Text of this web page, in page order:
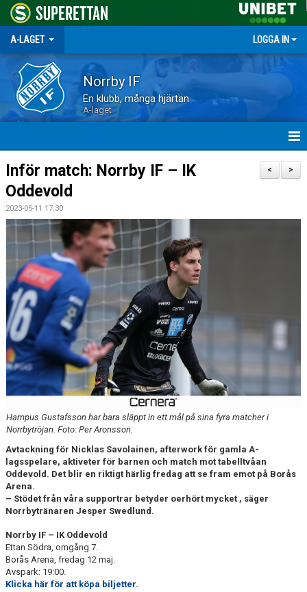
A-LAGET LOGGA IN
Norrby IF
En klubb, många hjärtan
A-laget
HEM
NYHETER
MATCHER
TRUPPEN
KALENDER
DOKUMENT
BILDARKIV
BILDER 2025
>
<
Inför match: Norrby IF – IK
Oddevold
2023-05-11 17:30
Hampus Gustafsson har bara släppt in ett mål på sina fyra matcher i
Norrbytröjan. Foto: Per Aronsson.
Avtackning för Nicklas Savolainen, afterwork för gamla A-
lagsspelare, aktiveter för barnen och match mot tabelltvåan
Oddevold. Det blir en riktigt härlig fredag att se fram emot på Borås
Arena.
– Stödet från våra supportrar betyder oerhört mycket , säger
Norrbytränaren Jesper Swedlund.
Norrby IF – IK Oddevold
Ettan Södra, omgång 7.
Borås Arena, fredag 12 maj.
Avspark: 19:00.
Klicka här för att köpa biljetter.